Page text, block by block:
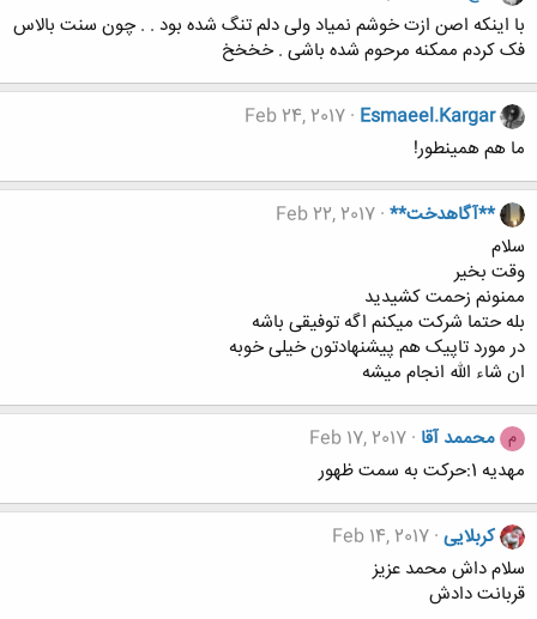
با اینکه اصن ازت خوشم نمیاد ولی دلم تنگ شده بود . . چون سنت بالاس
فک کردم ممکنه مرحوم شده باشی . خخخخ
Esmaeel.Kargar
Feb 24, 2017
ما هم همینطور!
**آگاهدخت** Feb 22, 2017
سلام
وقت بخیر
ممنونم زحمت کشیدید
بله حتما شرکت میکنم اگه توفیقی باشه
در مورد تاپیک هم پیشنهادتون خیلی خوبه
ان شاء الله انجام میشه
م محممد آقا Feb 17, 2017
مهديه 1:حركت به سمت ظهور
کربلایی Feb 14, 2017
سلام داش محمد عزیز
قربانت دادش